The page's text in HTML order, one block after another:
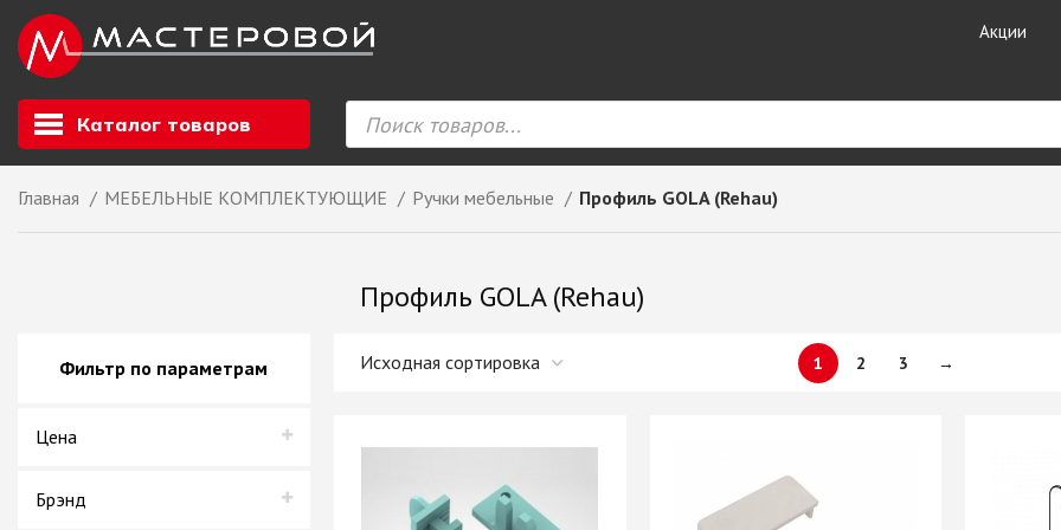
Акции
Каталог товаров
Листовой материал
полотна, кромка
ХДФ
Кухонные
Лотки для столовых
принадлежностей
Планки для столешниц и
Смесители SAVOL
Стекло каленое
Кромочные материалы
Кромка GP-Plast
Главная МЕБЕЛЬНЫЕ КОМПЛЕКТУЮЩИЕ Ручки мебельные Профиль GOLA (Rehau)
Профиль GOLA (Rehau)
Фильтр по параметрам
Цена
Брэнд
1 2 3 →